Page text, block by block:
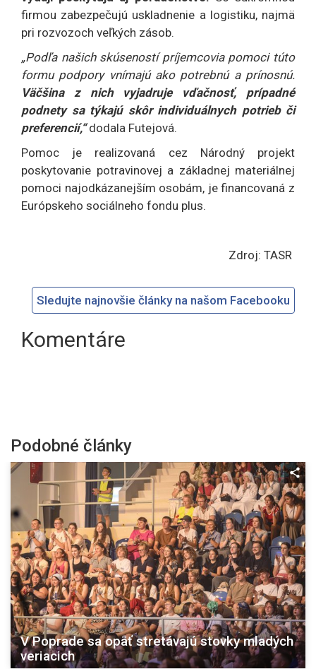
firmou zabezpečujú uskladnenie a logistiku, najmä
pri rozvozoch veľkých zásob.
„Podľa našich skúseností príjemcovia pomoci túto
formu podpory vnímajú ako potrebnú a prínosnú.
Väčšina z nich vyjadruje vďačnosť, prípadné
podnety sa týkajú skôr individuálnych potrieb či
preferencií,“dodala Futejová.
Pomoc je realizovaná cez Národný projekt
poskytovanie potravinovej a základnej materiálnej
pomoci najodkázanejším osobám, je financovaná z
Európskeho sociálneho fondu plus.
Zdroj: TASR
Sledujte najnovšie články na našom Facebooku
Komentáre
Podobné články
V Poprade sa opäť stretávajú stovky mladých
veriacich